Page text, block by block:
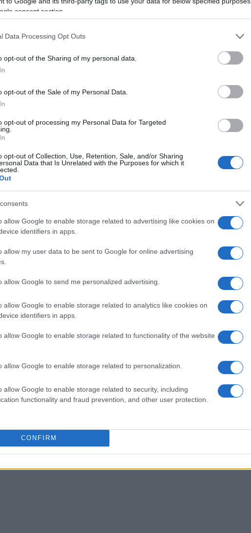
consent section.
Data Processing Opt Outs
opt-out of the Sharing of my personal data.
opt-out of the Sale of my Personal Data.
opt-out of processing my Personal Data for Targeted
opt-out of Collection, Use, Retention, Sale, and/or Sharing
Data that Is Unrelated with the Purposes for which it
allow Google to enable storage related to advertising like cookies on
identifiers in apps.
allow my user data to be sent to Google for online advertising
allow Google to send me personalized advertising.
allow Google to enable storage related to analytics like cookies on
identifiers in apps.
allow Google to enable storage related to functionality of the website
allow Google to enable storage related to personalization.
allow Google to enable storage related to security, including
functionality and fraud prevention, and other user protection.
CONFIRM
Kevin Spacey, a annoncé avoir commandé une
2 n’a toujours pas été diffusée par l’opérateur
américain
a ainsi déclaré :« Je pense que si vous regardez la
3 naturelle et on pourrait même aller bien au-